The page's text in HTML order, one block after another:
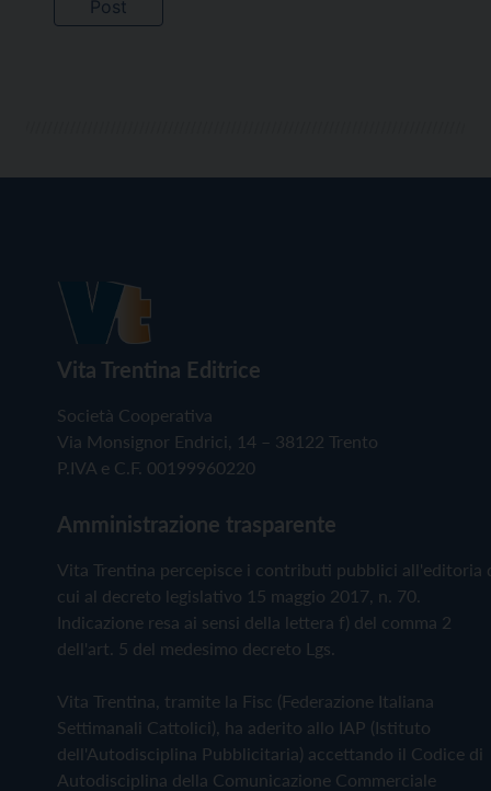
Vita Trentina Editrice
Società Cooperativa
Via Monsignor Endrici, 14 – 38122 Trento
P.IVA e C.F. 00199960220
Amministrazione trasparente
Vita Trentina percepisce i contributi pubblici all'editoria
cui al decreto legislativo 15 maggio 2017, n. 70.
Indicazione resa ai sensi della lettera f) del comma 2
dell'art. 5 del medesimo decreto Lgs.
Vita Trentina, tramite la Fisc (Federazione Italiana
Settimanali Cattolici), ha aderito allo IAP (Istituto
dell'Autodisciplina Pubblicitaria) accettando il Codice di
Autodisciplina della Comunicazione Commerciale